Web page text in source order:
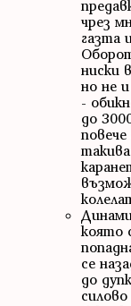
чрез
газта
ниски
но не
-
до
която
се
до